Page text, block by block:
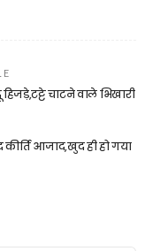
चाटने वाले भिखारी
कीर्ति आजाद,खुद ही हो गया